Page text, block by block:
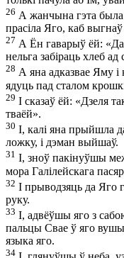
26 А жанчына гэта была
прасіла Яго, каб выгнаў
27 А Ён гаварыў ёй:
нельга забіраць хлеб
28 А яна адказвае Яму і
ядуць пад сталом
29 І сказаў ёй: «Дзеля
тваёй».
30 І, калі яна прыйшла
ложку, і дэман выйшаў.
31 І, зноў пакінуўшы
мора Галілейскага
32 І прыводзяць да Яго
руку.
33 І, адвёўшы яго з
пальцы Свае ў яго
языка яго.
34